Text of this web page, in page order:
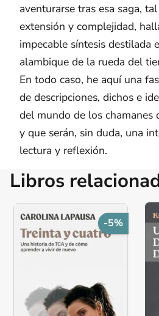
aventurarse tras esa saga,
extensión y complejidad,
impecable síntesis destilada
alambique de la rueda del
En todo caso, he aquí una
de descripciones, dichos e
del mundo de los chamanes
y que serán, sin duda, una
lectura y reflexión.
Libros
-5%